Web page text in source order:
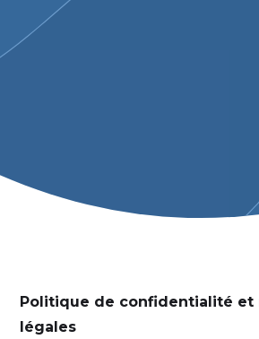
Politique de confidentialité et
légales